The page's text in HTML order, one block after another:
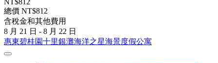
總價 NT$812
含稅金和其他費用
8 月 21 日 - 8 月 22 日
惠東碧桂園十里銀灘海洋之星海景度假公寓